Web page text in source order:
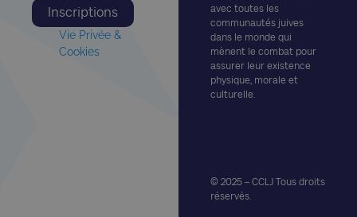
avec toutes les
communautés juives
dans le monde qui
mènent le combat pour
assurer leur existence
physique, morale et
culturelle.
© 2025 – CCLJ Tous droits
réservés.
Inscriptions
Vie Privée &
Cookies